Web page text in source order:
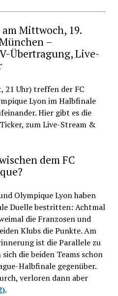
Mittwoch, 19.
–
Übertragung, Live-
21 Uhr) treffen der FC
Lyon im Halbfinale
Hier gibt es die
zum Live-Stream &
dem FC
Olympique Lyon haben
Duelle bestritten: Achtmal
die Franzosen und
Klubs die Punkte. Am
ist die Parallele zu
die beiden Teams schon
Halbfinale gegenüber.
verloren dann aber
.